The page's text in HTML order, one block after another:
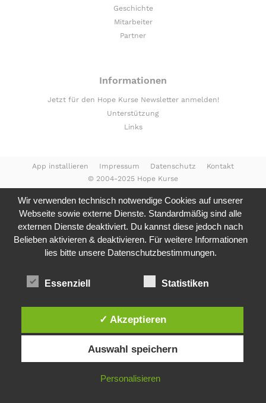
Geschichte
Mitarbeiter
Partner
Informationen
Jetzt für den Hope Kurse Newsletter anmelden!
Unterstützung
Links
© 2004-2025 Hope Kurse
App installieren Impressum Datenschutz Kontakt
Wir verwenden technisch notwendige Cookies auf unserer
Webseite sowie externe Dienste. Standardmäßig sind alle
externen Dienste deaktiviert. Du kannst diese jedoch nach
Belieben aktivieren & deaktivieren. Für weitere Informationen
lies bitte unsere Datenschutzbestimmungen.
Essenziell Statistiken
✓ Akzeptieren
Auswahl speichern
Personalisieren